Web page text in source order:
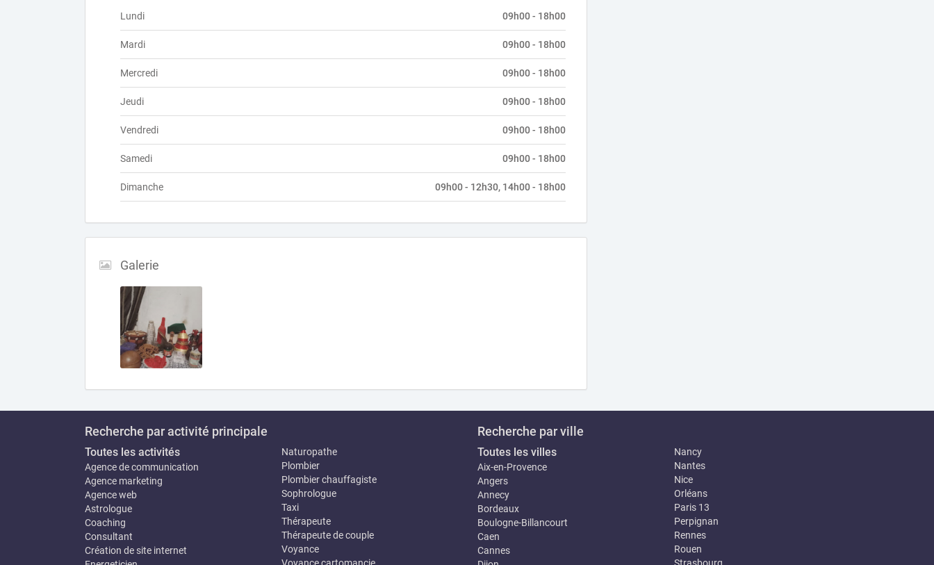
Lundi 09h00 - 18h00
Mardi 09h00 - 18h00
Mercredi 09h00 - 18h00
Jeudi 09h00 - 18h00
Vendredi 09h00 - 18h00
Samedi 09h00 - 18h00
Dimanche 09h00 - 12h30, 14h00 - 18h00
Galerie
Recherche par activité principale
Toutes les activités
Agence de communication
Agence marketing
Agence web
Astrologue
Coaching
Consultant
Création de site internet
Naturopathe
Plombier
Plombier chauffagiste
Sophrologue
Taxi
Thérapeute
Thérapeute de couple
Voyance
Recherche par ville
Toutes les villes
Aix-en-Provence
Angers
Annecy
Bordeaux
Boulogne-Billancourt
Caen
Cannes
Nancy
Nantes
Nice
Orléans
Paris 13
Perpignan
Rennes
Rouen